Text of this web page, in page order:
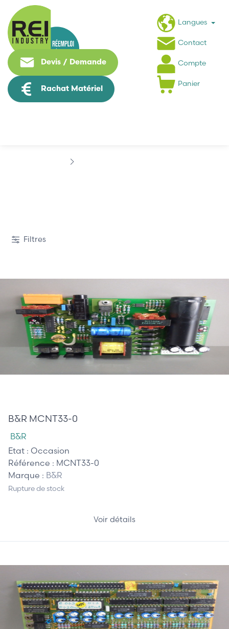
Devis / Demande
Rachat Matériel
Langues
Contact
Compte
Panier
Filtres
B&R MCNT33-0
B&R
Etat : Occasion
Référence : MCNT33-0
Marque : B&R
Rupture de stock
Voir détails